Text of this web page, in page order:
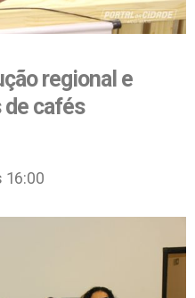
regional e
cafés
16:00